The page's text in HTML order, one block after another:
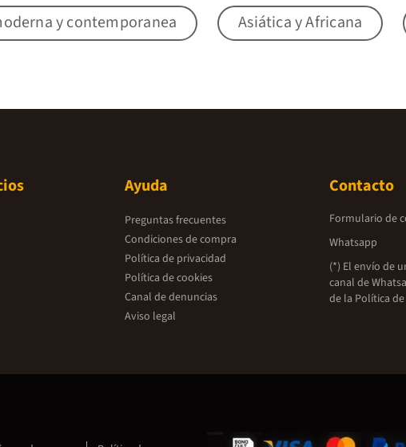
y contemporanea Asiática y Africana
Ayuda
Preguntas frecuentes
Condiciones de compra
Política de privacidad
Política de cookies
Canal de denuncias
Aviso legal
Contacto
Formulario de
Whatsapp
(*) El envío de
canal de
de la Política